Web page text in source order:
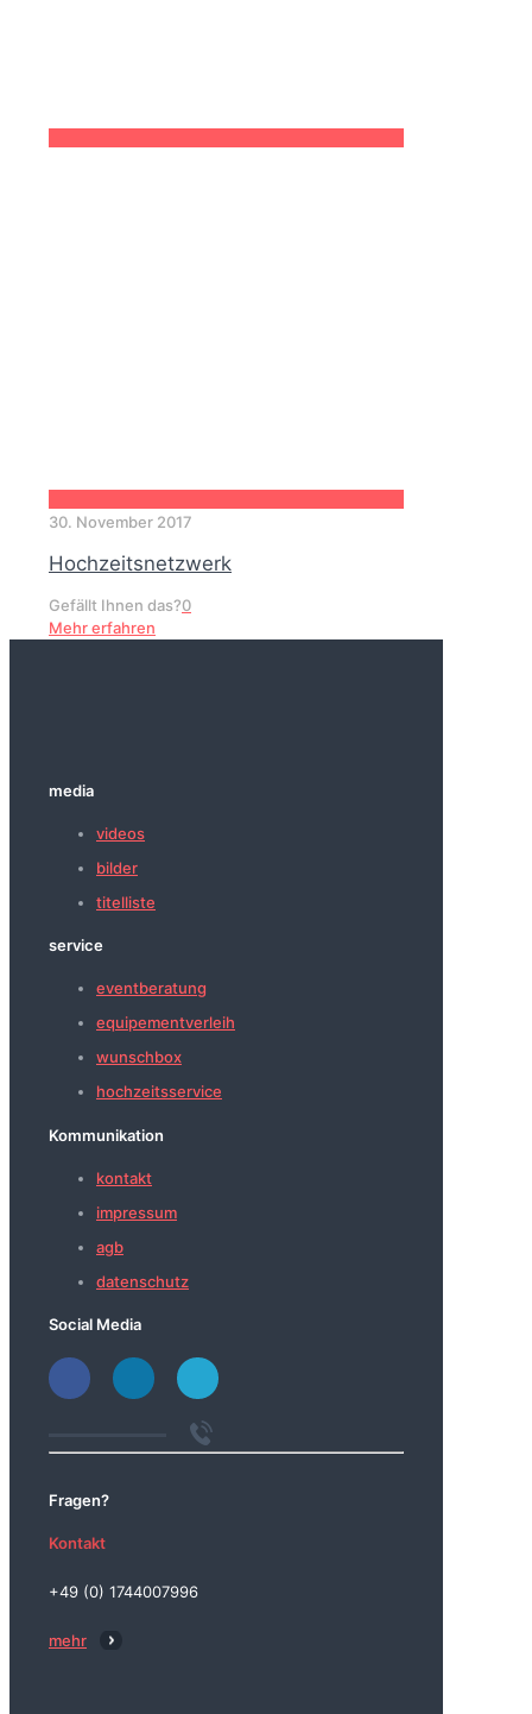
30. November 2017
Hochzeitsnetzwerk
Gefällt Ihnen das?0
Mehr erfahren
media
videos
bilder
titelliste
service
eventberatung
equipementverleih
wunschbox
hochzeitsservice
Kommunikation
kontakt
impressum
agb
datenschutz
Social Media
Fragen?
Kontakt
+49 (0) 1744007996
mehr